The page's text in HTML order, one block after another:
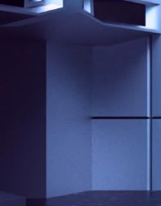
con
laser